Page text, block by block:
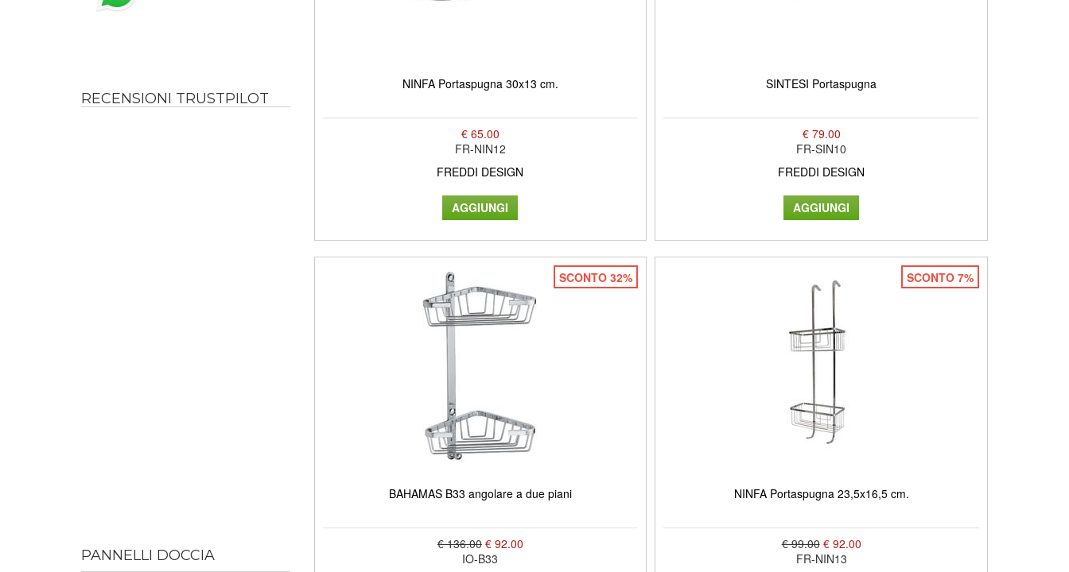
RECENSIONI TRUSTPILOT
PANNELLI DOCCIA
NINFA Portaspugna 30x13 cm.
€ 65.00
FR-NIN12
FREDDI DESIGN
SINTESI Portaspugna
€ 79.00
FR-SIN10
FREDDI DESIGN
SCONTO 32%
BAHAMAS B33 angolare a due piani
€ 136.00 € 92.00
IO-B33
SCONTO 7%
NINFA Portaspugna 23,5x16,5 cm.
€ 99.00 € 92.00
FR-NIN13